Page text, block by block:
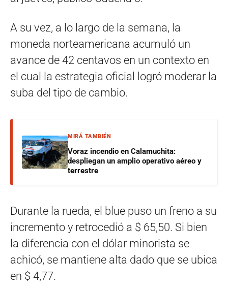
A su vez, a lo largo de la semana, la
moneda norteamericana acumuló un
avance de 42 centavos en un contexto en
el cual la estrategia oficial logró moderar la
suba del tipo de cambio.
MIRÁ TAMBIÉN
Voraz incendio en Calamuchita:
despliegan un amplio operativo aéreo y
terrestre
Durante la rueda, el blue puso un freno a su
incremento y retrocedió a $ 65,50. Si bien
la diferencia con el dólar minorista se
achicó, se mantiene alta dado que se ubica
en $ 4,77.